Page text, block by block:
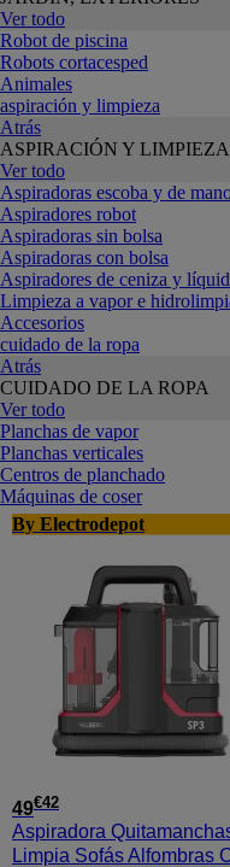
Ver todo
Robot de piscina
Robots cortacesped
Animales
aspiración y limpieza
Atrás
ASPIRACIÓN Y LIMPIEZA
Ver todo
Aspiradoras escoba y de
Aspiradores robot
Aspiradoras sin bolsa
Aspiradoras con bolsa
Aspiradores de ceniza y
Limpieza a vapor e
Accesorios
cuidado de la ropa
Atrás
CUIDADO DE LA ROPA
Ver todo
Planchas de vapor
Planchas verticales
Centros de planchado
Máquinas de coser
By Electrodepot
49€42
Aspiradora
Limpia Sofás Alfombras